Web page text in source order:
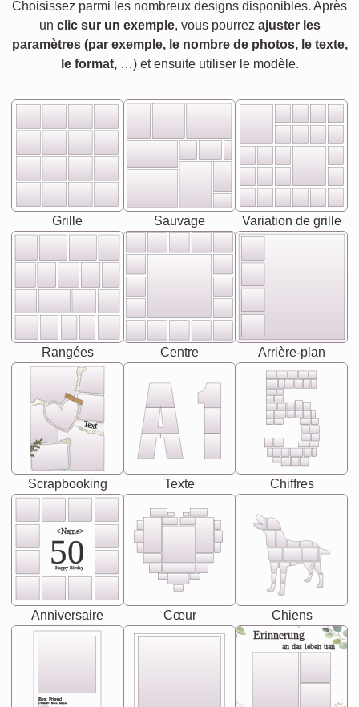
Choisissez parmi les nombreux designs disponibles. Après
un clic sur un exemple, vous pourrez ajuster les
paramètres (par exemple, le nombre de photos, le texte,
le format,…) et ensuite utiliser le modèle.
Grille Sauvage Variation de grille
Rangées Centre Arrière-plan
Text
Scrapbooking Texte Chiffres
<Name>
50
-Happy Birday-
Anniversaire Cœur Chiens
Best Friend
[<NAME>] Noun, feminie
Erinnerung
an das leben uan